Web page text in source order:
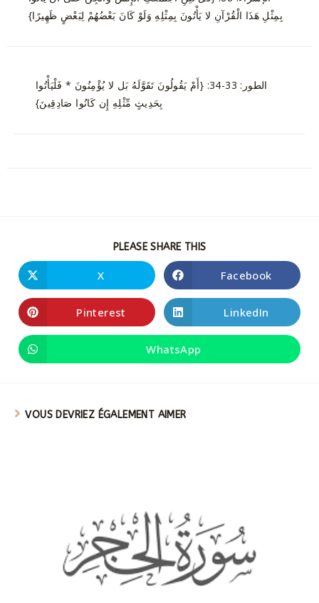
بِمِثْلِ هَذَا الْقُرْآنِ لا يَأْتُونَ بِمِثْلِهِ وَلَوْ كَانَ بَعْضُهُمْ لِبَعْضٍ ظَهِيرًا}
الطور: 33-34: {أَمْ يَقُولُونَ تَقَوَّلَهُ بَل لا يُؤْمِنُونَ * فَلْيَأْتُوا
بِحَدِيثٍ مِّثْلِهِ إِن كَانُوا صَادِقِينَ}
PLEASE SHARE THIS
X Facebook
Pinterest LinkedIn
WhatsApp
VOUS DEVRIEZ ÉGALEMENT AIMER